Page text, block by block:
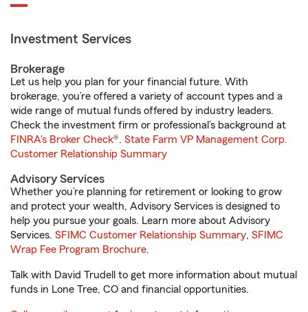
Investment Services
Brokerage
Let us help you plan for your financial future. With
brokerage, you’re offered a variety of account types and a
wide range of mutual funds offered by industry leaders.
Check the investment firm or professional’s background at
FINRA's Broker Check®. State Farm VP Management Corp.
Customer Relationship Summary
Advisory Services
Whether you’re planning for retirement or looking to grow
and protect your wealth, Advisory Services is designed to
help you pursue your goals. Learn more about Advisory
Services. SFIMC Customer Relationship Summary, SFIMC
Wrap Fee Program Brochure.
Talk with David Trudell to get more information about mutual
funds in Lone Tree, CO and financial opportunities.